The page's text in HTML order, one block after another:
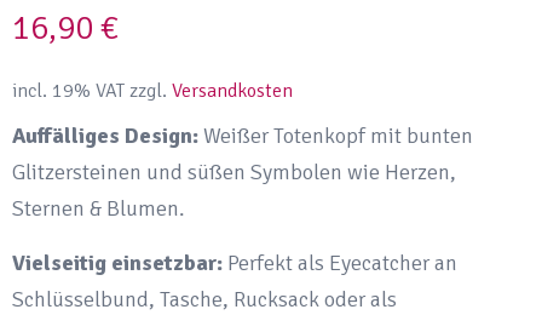
16,90 €
incl. 19% VAT zzgl. Versandkosten
Auffälliges Design:Weißer Totenkopf mit bunten
Glitzersteinen und süßen Symbolen wie Herzen,
Sternen & Blumen.
Vielseitig einsetzbar: Perfekt als Eyecatcher an
Schlüsselbund, Tasche, Rucksack oder als